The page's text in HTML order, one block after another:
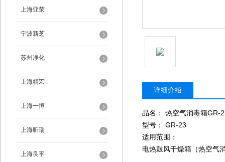
上海亚荣
宁波新芝
苏州净化
上海精宏
上海一恒
上海昕瑞
上海良平
详细介绍
品名： 热空气消毒箱GR-
型号： GR-23
适用范围：
电热鼓风干燥箱（热空气